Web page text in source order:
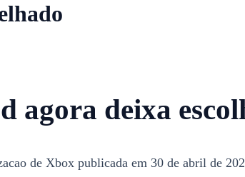
agora deixa
de Xbox publicada em 30 de abril de